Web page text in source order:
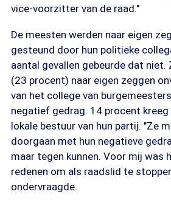
vice-voorzitter van de raad."
De meesten werden naar eigen
gesteund door hun politieke
aantal gevallen gebeurde dat niet.
(23 procent) naar eigen zeggen
van het college van
negatief gedrag. 14 procent
lokale bestuur van hun partij. "Ze
doorgaan met hun negatieve
maar tegen kunnen. Voor mij was
redenen om als raadslid te
ondervraagde.